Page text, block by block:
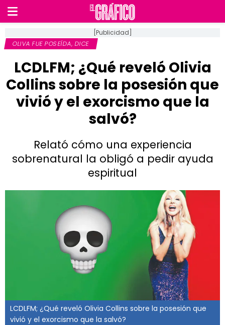
[Publicidad]
OLIVA FUE POSEÍDA, DICE
LCDLFM; ¿Qué reveló Olivia
Collins sobre la posesión que
vivió y el exorcismo que la
salvó?
Relató cómo una experiencia
sobrenatural la obligó a pedir ayuda
espiritual
LCDLFM; ¿Qué reveló Olivia Collins sobre la posesión que
vivió y el exorcismo que la salvó?